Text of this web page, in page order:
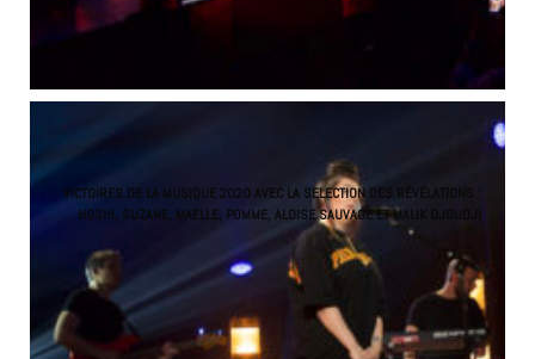
VICTOIRES DE LA MUSIQUE 2020 AVEC LA SELECTION DES RÉVÉLATIONS :
HOSHI, SUZANE, MAELLE, POMME, ALOISE SAUVAGE ET MALIK DJOUDJI